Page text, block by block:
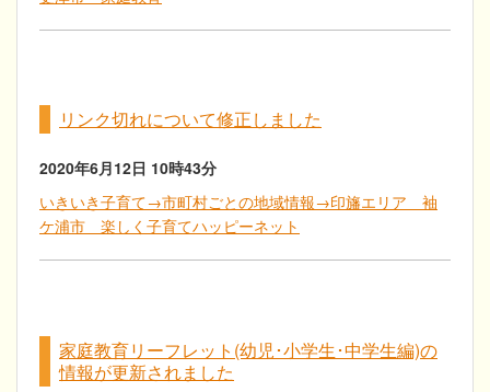
リンク切れについて修正しました
2020年6月12日 10時43分
いきいき子育て→市町村ごとの地域情報→印旛エリア 袖
ケ浦市 楽しく子育てハッピーネット
家庭教育リーフレット(幼児･小学生･中学生編)の
情報が更新されました